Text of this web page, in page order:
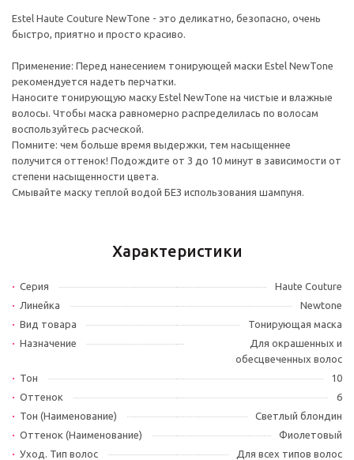
Estel Haute Couture NewTone - это деликатно, безопасно, очень
быстро, приятно и просто красиво.
Применение: Перед нанесением тонирующей маски Estel NewTone
рекомендуется надеть перчатки.
Наносите тонирующую маску Estel NewTone на чистые и влажные
волосы. Чтобы маска равномерно распределилась по волосам
воспользуйтесь расческой.
Помните: чем больше время выдержки, тем насыщеннее
получится оттенок! Подождите от 3 до 10 минут в зависимости от
степени насыщенности цвета.
Смывайте маску теплой водой БЕЗ использования шампуня.
Характеристики
Серия
Haute Couture
Линейка
Newtone
Вид товара
Тонирующая маска
Назначение
Для окрашенных и
обесцвеченных волос
Тон
10
Оттенок
6
Тон (Наименование)
Светлый блондин
Оттенок (Наименование)
Фиолетовый
Уход. Тип волос
Для всех типов волос